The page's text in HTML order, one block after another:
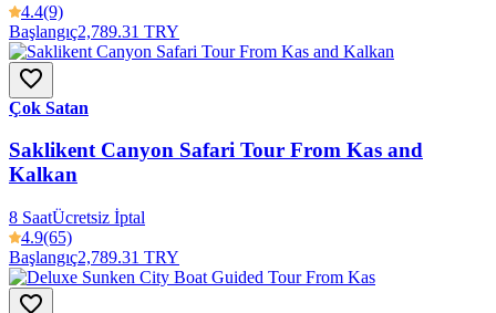
4.4(9)
Başlangıç2,789.31 TRY
Çok Satan
Saklikent Canyon Safari Tour From Kas and
Kalkan
8 SaatÜcretsiz İptal
4.9(65)
Başlangıç2,789.31 TRY